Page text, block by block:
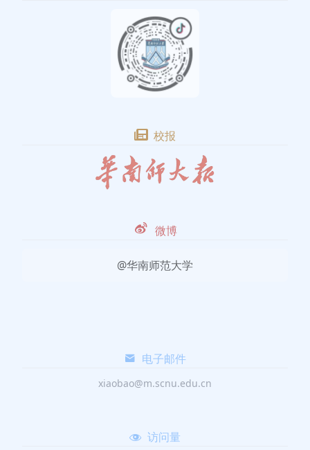
校报
微博
@华南师范大学
电子邮件
xiaobao@m.scnu.edu.cn
访问量